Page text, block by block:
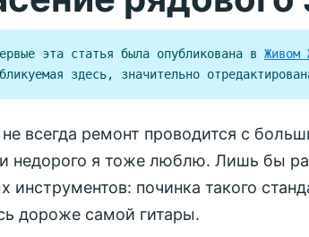
эта статья была опубликована в Живом
здесь, значительно
всегда ремонт проводится с
недорого я тоже люблю. Лишь бы
инструментов: починка такого
дороже самой гитары.